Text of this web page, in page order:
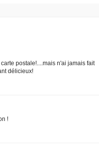
postale!....mais n'ai jamais fait
délicieux!
!